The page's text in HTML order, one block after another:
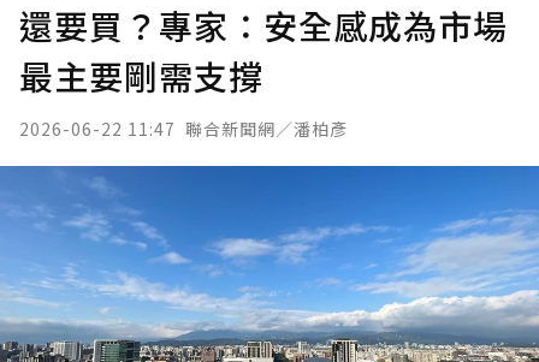
還要買？專家：安全感成為市場
最主要剛需支撐
2026-06-22 11:47 聯合新聞網／潘柏彥